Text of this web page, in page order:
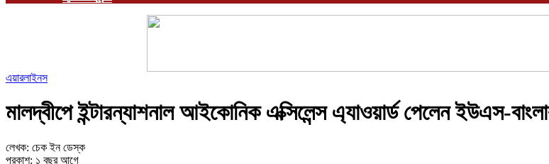
এয়ারলাইনস
মালদ্বীপে ইন্টারন্যাশনাল আইকোনিক এক্সিলেন্স এ্যাওয়ার্ড পেলেন ইউএস-
লেখক: চেক ইন ডেস্ক
প্রকাশ: ১ বছর আগে